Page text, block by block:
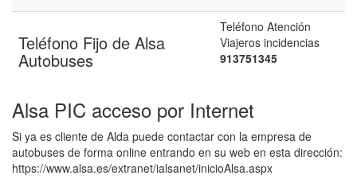
Teléfono Fijo de Alsa
Autobuses
Teléfono Atención
Viajeros incidencias
913751345
Alsa PIC acceso por Internet
Si ya es cliente de Alda puede contactar con la empresa de
autobuses de forma online entrando en su web en esta dirección:
https://www.alsa.es/extranet/ialsanet/inicioAlsa.aspx